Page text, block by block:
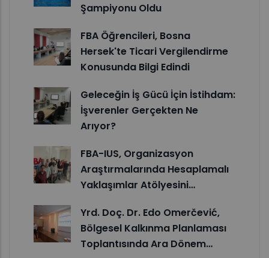
Şampiyonu Oldu
FBA Öğrencileri, Bosna
Hersek'te Ticari Vergilendirme
Konusunda Bilgi Edindi
Geleceğin İş Gücü İçin İstihdam:
İşverenler Gerçekten Ne
Arıyor?
FBA-IUS, Organizasyon
Araştırmalarında Hesaplamalı
Yaklaşımlar Atölyesini…
Yrd. Doç. Dr. Edo Omerčević,
Bölgesel Kalkınma Planlaması
Toplantısında Ara Dönem…